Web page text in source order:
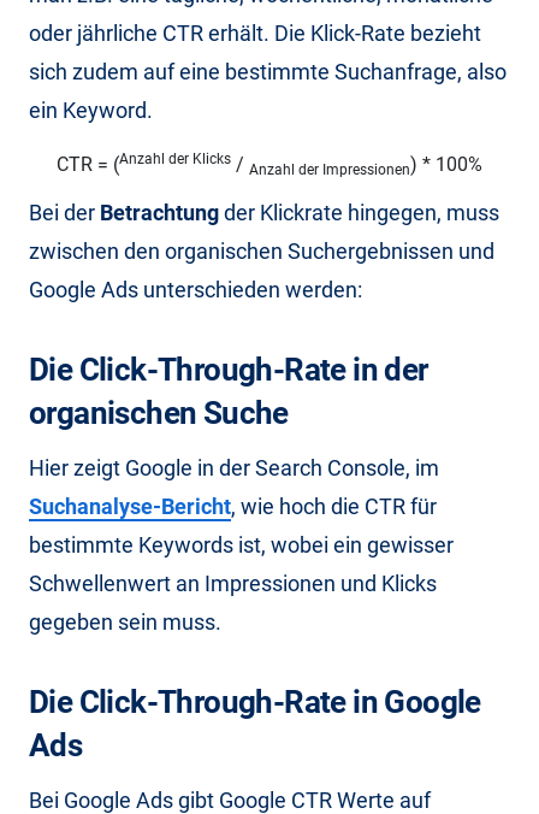
oder jährliche CTR erhält. Die Klick-Rate bezieht
sich zudem auf eine bestimmte Suchanfrage, also
ein Keyword.
CTR = (Anzahl der Klicks / Anzahl der Impressionen) * 100%
Bei der Betrachtungder Klickrate hingegen, muss
zwischen den organischen Suchergebnissen und
Google Ads unterschieden werden:
Die Click-Through-Rate in der
organischen Suche
Hier zeigt Google in der Search Console, im
Suchanalyse-Bericht, wie hoch die CTR für
bestimmte Keywords ist, wobei ein gewisser
Schwellenwert an Impressionen und Klicks
gegeben sein muss.
Die Click-Through-Rate in Google
Ads
Bei Google Ads gibt Google CTR Werte auf